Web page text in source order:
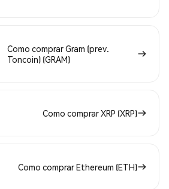
Como comprar Gram (prev.
Toncoin) (GRAM)
Como comprar XRP (XRP)
Como comprar Ethereum (ETH)